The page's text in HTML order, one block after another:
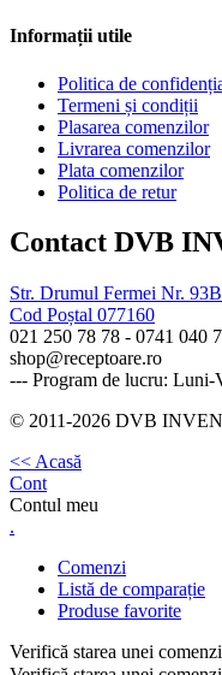
Informații utile
Politica de
Termeni și condiții
Plasarea comenzilor
Livrarea comenzilor
Plata comenzilor
Politica de retur
Contact DVB
Str. Drumul Fermei Nr.
Cod Poștal 077160
021 250 78 78 - 0741 040
shop@receptoare.ro
--- Program de lucru:
© 2011-2026 DVB
<< Acasă
Cont
Contul meu
.
Comenzi
Listă de comparație
Produse favorite
Verifică starea unei comenzi